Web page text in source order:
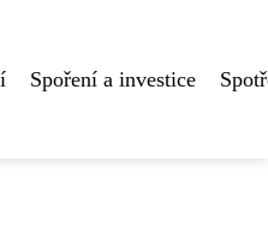
Spoření a investice